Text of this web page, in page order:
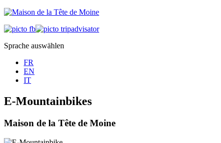
Sprache auswählen
FR
EN
IT
E-Mountainbikes
Maison de la Tête de Moine